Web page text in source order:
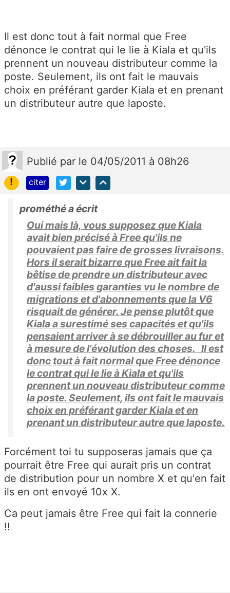
Il est donc tout à fait normal que Free
dénonce le contrat qui le lie à Kiala et qu'ils
prennent un nouveau distributeur comme la
poste. Seulement, ils ont fait le mauvais
choix en préférant garder Kiala et en prenant
un distributeur autre que laposte.
Publié par le 04/05/2011 à 08h26
!
citer
prométhé a écrit
Oui mais là, vous supposez que Kiala
avait bien précisé à Free qu'ils ne
pouvaient pas faire de grosses livraisons.
Hors il serait bizarre que Free ait fait la
bêtise de prendre un distributeur avec
d'aussi faibles garanties vu le nombre de
migrations et d'abonnements que la V6
risquait de générer. Je pense plutôt que
Kiala a surestimé ses capacités et qu'ils
pensaient arriver à se débrouiller au fur et
à mesure de l'évolution des choses. Il est
donc tout à fait normal que Free dénonce
le contrat qui le lie à Kiala et qu'ils
prennent un nouveau distributeur comme
la poste. Seulement, ils ont fait le mauvais
choix en préférant garder Kiala et en
prenant un distributeur autre que laposte.
Forcément toi tu supposeras jamais que ça
pourrait être Free qui aurait pris un contrat
de distribution pour un nombre X et qu'en fait
ils en ont envoyé 10x X.
Ca peut jamais être Free qui fait la connerie
!!